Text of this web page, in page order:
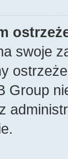
swoje
Group